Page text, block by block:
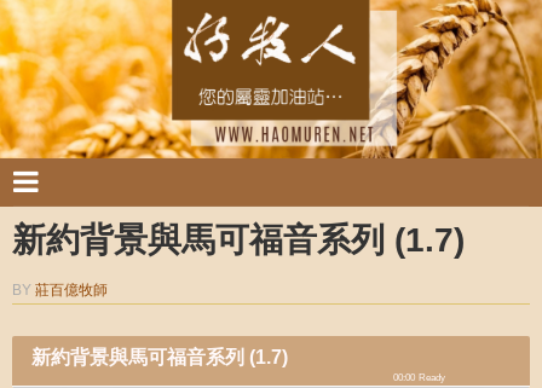
新約背景與馬可福音系列 (1.7)
BY 莊百億牧師
新約背景與馬可福音系列 (1.7)
00:00 Ready